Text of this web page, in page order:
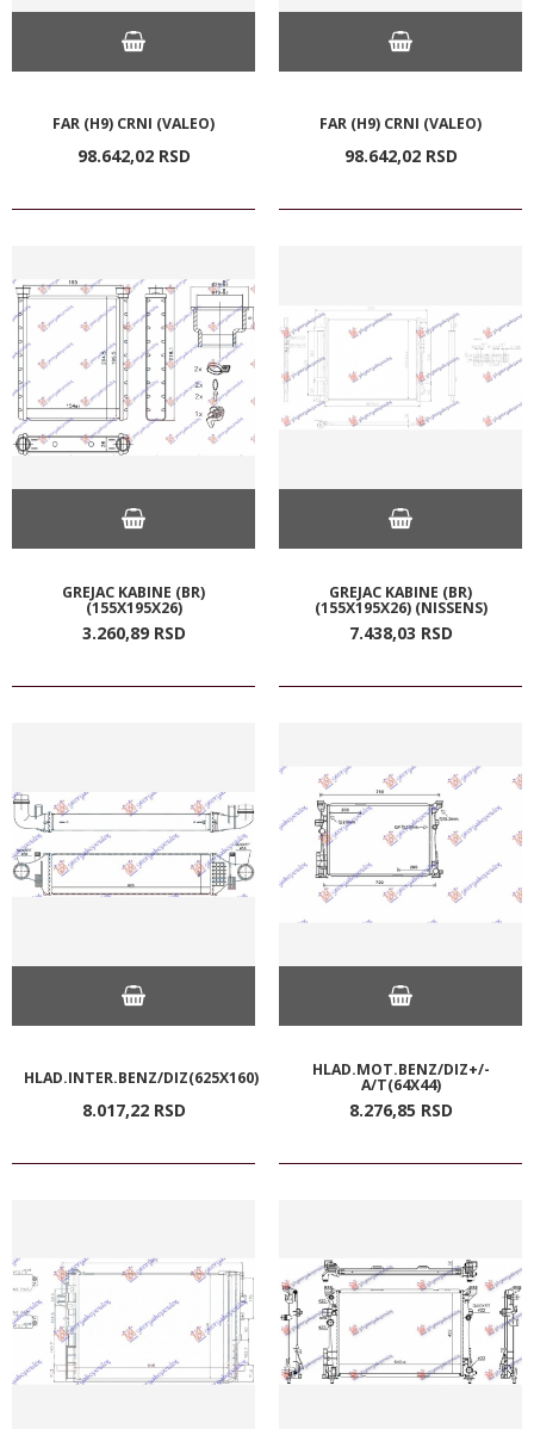
FAR (H9) CRNI (VALEO)
98.642,02 RSD
FAR (H9) CRNI (VALEO)
98.642,02 RSD
GREJAC KABINE (BR)
(155X195X26)
3.260,89 RSD
GREJAC KABINE (BR)
(155X195X26) (NISSENS)
7.438,03 RSD
HLAD.INTER.BENZ/DIZ(625X160)
8.017,22 RSD
HLAD.MOT.BENZ/DIZ+/-
A/T(64X44)
8.276,85 RSD